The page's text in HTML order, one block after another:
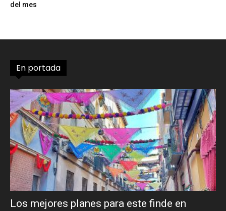
del mes
En portada
Los mejores planes para este finde en